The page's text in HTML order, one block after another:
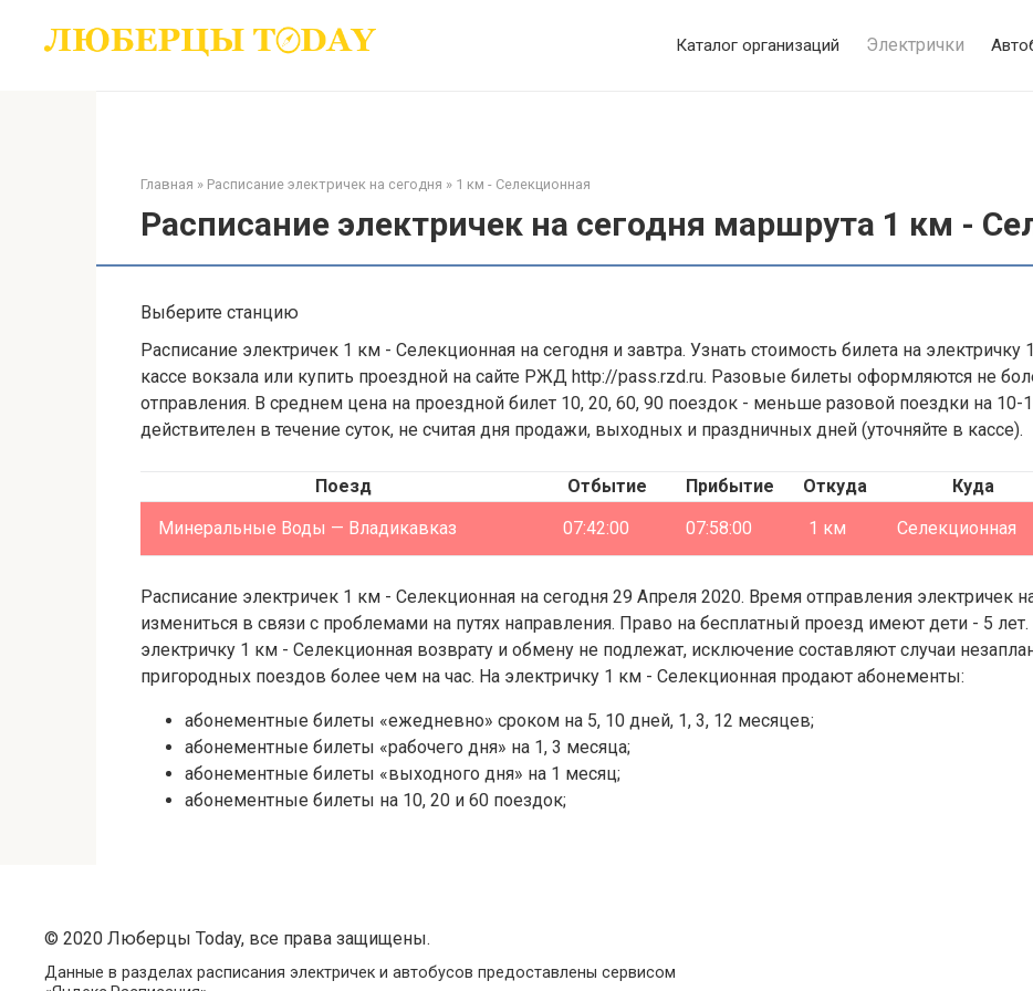
Каталог организаций Электрички
Главная » Расписание электричек на сегодня » 1 км - Селекционная
Расписание электричек на сегодня маршрута 1 км -
Выберите станцию
Расписание электричек 1 км - Селекционная на сегодня и завтра. Узнать стоимость билета на
кассе вокзала или купить проездной на сайте РЖД http://pass.rzd.ru. Разовые билеты оформляются не
отправления. В среднем цена на проездной билет 10, 20, 60, 90 поездок - меньше разовой поездки на 10-
действителен в течение суток, не считая дня продажи, выходных и праздничных дней (уточняйте в кассе).
Поезд Отбытие Прибытие Откуда Куда
Минеральные Воды — Владикавказ
07:42:00 07:58:00 1 км Селекционная
Расписание электричек 1 км - Селекционная на сегодня 29 Апреля 2020. Время отправления электричек
измениться в связи с проблемами на путях направления. Право на бесплатный проезд имеют дети - 5
электричку 1 км - Селекционная возврату и обмену не подлежат, исключение составляют случаи
пригородных поездов более чем на час. На электричку 1 км - Селекционная продают абонементы:
абонементные билеты «ежедневно» сроком на 5, 10 дней, 1, 3, 12 месяцев;
абонементные билеты «рабочего дня» на 1, 3 месяца;
абонементные билеты «выходного дня» на 1 месяц;
абонементные билеты на 10, 20 и 60 поездок;
© 2020 Люберцы Today, все права защищены.
Данные в разделах расписания электричек и автобусов предоставлены сервисом